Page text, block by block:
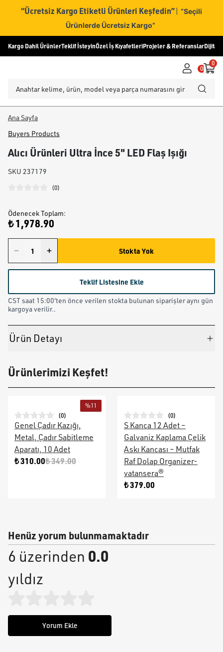
“Ücretsiz Kargo Etiketli Ürünleri Keşfedin” | “Seçili
Ürünlerde Ücretsiz Kargo”
Kargo Dahil ÜrünlerTeklif İsteyinÖzel İş KıyafetleriProjeler & ReferanslarDijital
0
0
Ana Sayfa
Buyers Products
Alıcı Ürünleri Ultra İnce 5" LED Flaş Işığı
SKU 237179
(0)
Ödenecek Toplam:
₺ 1,978.90
Stokta Yok
Teklif Listesine Ekle
CST saat 15:00'ten önce verilen stokta bulunan siparişler aynı gün
kargoya verilir..
Ürün Detayı
Ürünlerimizi Keşfet!
%11
(0)
Genel Çadır Kazığı,
Metal, Çadır Sabitleme
Aparatı, 10 Adet
₺ 310.00₺ 349.00
(0)
S Kanca 12 Adet –
Galvaniz Kaplama Çelik
Askı Kancası – Mutfak
Raf Dolap Organizer-
vatansera®
₺ 379.00
Henüz yorum bulunmamaktadır
6 üzerinden 0.0
yıldız
Yorum Ekle